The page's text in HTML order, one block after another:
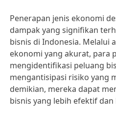
Penerapan jenis ekonomi
dampak yang signifikan
bisnis di Indonesia. Melalui
ekonomi yang akurat, para
mengidentifikasi peluang
mengantisipasi risiko yang
demikian, mereka dapat
bisnis yang lebih efektif